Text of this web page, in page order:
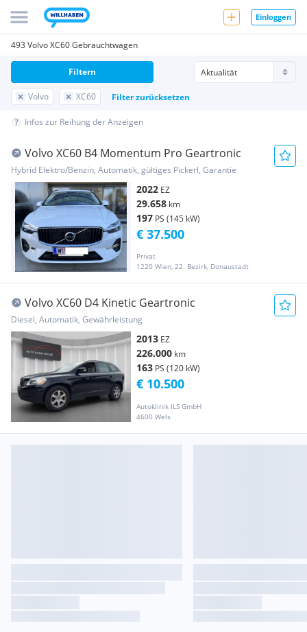
Einloggen
493 Volvo XC60 Gebrauchtwagen
Volvo XC60 Filter zurücksetzen
Filtern
Infos zur Reihung der Anzeigen
Volvo XC60 B4 Momentum Pro Geartronic
Hybrid Elektro/Benzin, Automatik, gültiges Pickerl, Garantie
2022 EZ
29.658 km
197 PS (145 kW)
Privat
1220 Wien, 22. Bezirk, Donaustadt
€ 37.500
Volvo XC60 D4 Kinetic Geartronic
Diesel, Automatik, Gewährleistung
2013 EZ
226.000 km
163 PS (120 kW)
Autoklinik ILS GmbH
4600 Wels
€ 10.500